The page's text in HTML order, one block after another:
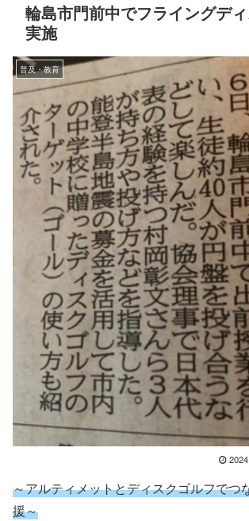
輪島市門前中でフライングデ
実施
普及・教育
～アルティメットとディスクゴルフでつ
援～